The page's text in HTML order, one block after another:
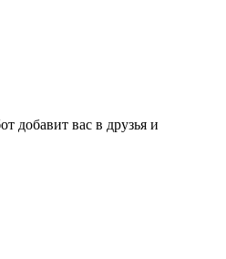
добавит вас в друзья и